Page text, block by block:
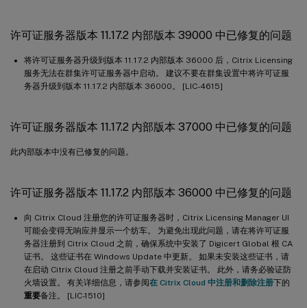
许可证服务器版本 11.17.2 内部版本 39000 中已修复的问题
将许可证服务器升级到版本 11.17.2 内部版本 36000 后，Citrix Licensing
服务无法在群集许可证服务器中启动。 建议不要在群集设置中将许可证服
务器升级到版本 11.17.2 内部版本 36000。 [LIC-4615]
许可证服务器版本 11.17.2 内部版本 37000 中已修复的问题
此内部版本中没有已修复的问题。
许可证服务器版本 11.17.2 内部版本 36000 中已修复的问题
向 Citrix Cloud 注册您的许可证服务器时，Citrix Licensing Manager UI
可能会变得无响应并显示一个纺车。 为避免出现此问题，请在将许可证服
务器注册到 Citrix Cloud 之前，确保系统中安装了 Digicert Global 根 CA
证书。 这些证书在 Windows Update 中更新。 如果未安装这些证书，请
在启动 Citrix Cloud 注册之前手动下载并安装证书。 此外，请务必验证防
火墙设置。 有关详细信息，请参阅在 Citrix Cloud 中注册和删除注册下的
重要备注。 [LIC-1510]